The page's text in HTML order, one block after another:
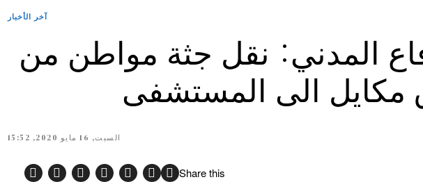
آخر الأخبار
المدني: نقل جثة مواطن من
مكايل الى المستشفى
السبت, 16 مايو 2020, 15:52
Share this